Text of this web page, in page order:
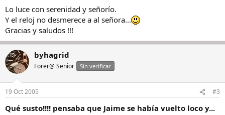
Lo luce con serenidad y señorío.
Y el reloj no desmerece a al señora...
Gracias y saludos !!!
byhagrid
Forer@ Senior Sin verificar
19 Oct 2005 #3
Qué susto!!!! pensaba que Jaime se había vuelto loco y...